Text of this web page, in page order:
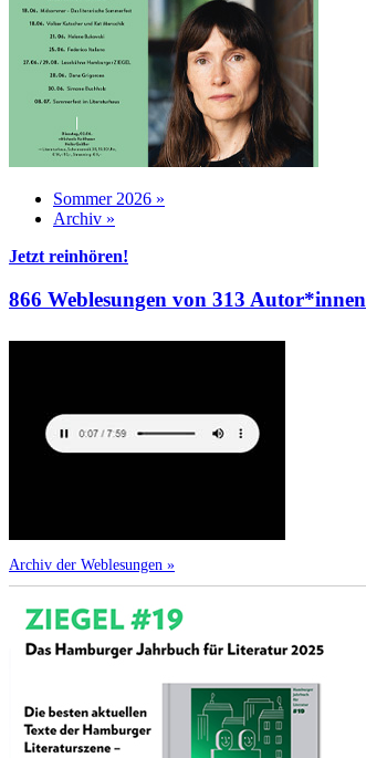
Sommer 2026 »
Archiv »
Jetzt reinhören!
866 Weblesungen von 313 Autor*innen
Archiv der Weblesungen »